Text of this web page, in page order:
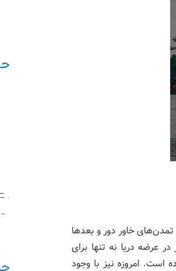
خاور دور و بعدها
در عرضه دریا نه تنها برای
امروزه نیز با وجود